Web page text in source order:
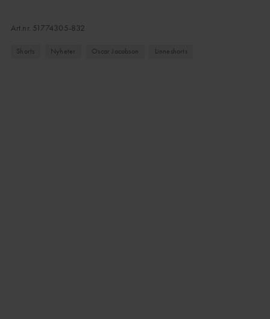
Art.nr. 51774305-832
Shorts Nyheter Oscar Jacobson Linneshorts